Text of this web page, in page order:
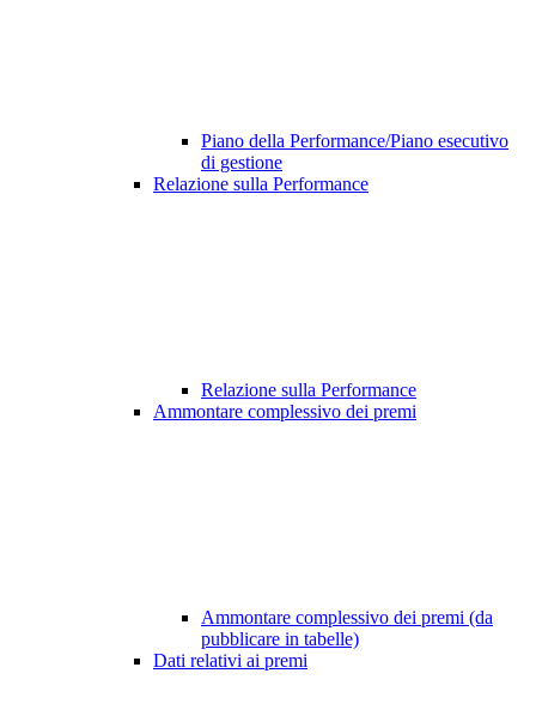
Piano della Performance/Piano esecutivo
di gestione
Relazione sulla Performance
Relazione sulla Performance
Ammontare complessivo dei premi
Ammontare complessivo dei premi (da
pubblicare in tabelle)
Dati relativi ai premi